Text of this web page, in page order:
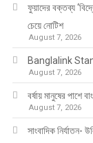
ফুয়াদের বক্তব্য
চেয়ে নোটিশ
August 7, 2026
Banglalink
August 7, 2026
বর্ষায় মানুষের পাশে
August 7, 2026
সাংবাদিক নির্যাতন-